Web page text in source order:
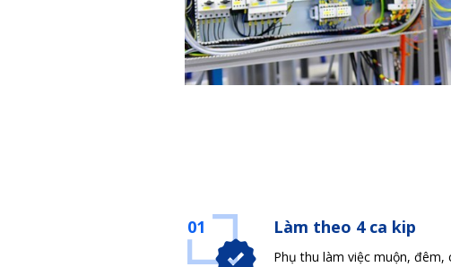
Làm theo 4 ca kip
Phụ thu làm việc muộn, đêm,
01